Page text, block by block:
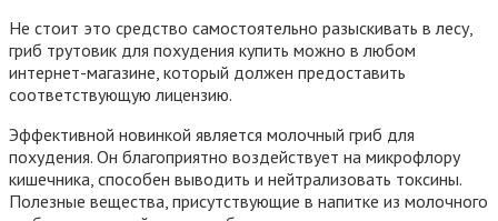
Не стоит это средство самостоятельно разыскивать в лесу,
гриб трутовик для похудения купить можно в любом
интернет-магазине, который должен предоставить
соответствующую лицензию.
Эффективной новинкой является молочный гриб для
похудения. Он благоприятно воздействует на микрофлору
кишечника, способен выводить и нейтрализовать токсины.
Полезные вещества, присутствующие в напитке из молочного